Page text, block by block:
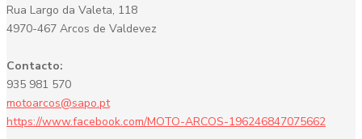
Rua Largo da Valeta, 118
4970-467 Arcos de Valdevez
Contacto:
935 981 570
motoarcos@sapo.pt
https://www.facebook.com/MOTO-ARCOS-196246847075662